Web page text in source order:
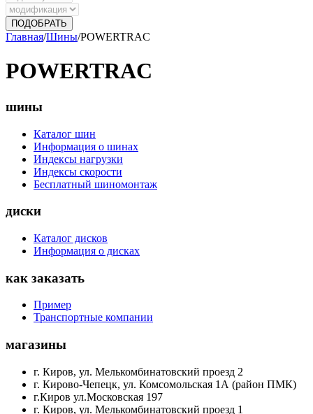
ПОДОБРАТЬ
Главная/Шины/POWERTRAC
POWERTRAC
шины
Каталог шин
Информация о шинах
Индексы нагрузки
Индексы скорости
Бесплатный шиномонтаж
диски
Каталог дисков
Информация о дисках
как заказать
Пример
Транспортные компании
магазины
г. Киров, ул. Мелькомбинатовский проезд 2
г. Кирово-Чепецк, ул. Комсомольская 1А (район ПМК)
г.Киров ул.Московская 197
г. Киров, ул. Мелькомбинатовский проезд 1